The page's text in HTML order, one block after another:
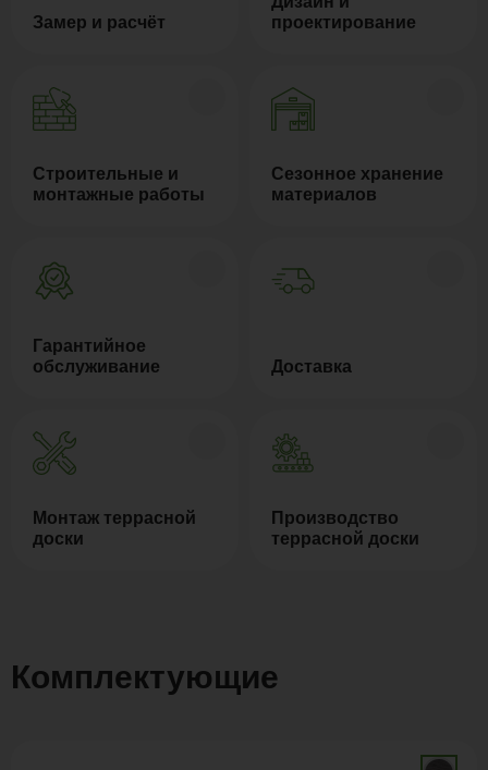
Замер и расчёт
проектирование
Строительные и
монтажные работы
Сезонное хранение
материалов
Гарантийное
обслуживание
Доставка
Монтаж террасной
доски
Производство
террасной доски
Комплектующие